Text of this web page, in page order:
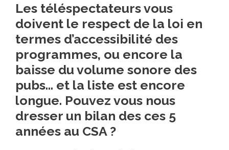
Les téléspectateurs vous
doivent le respect de la loi en
termes d’accessibilité des
programmes, ou encore la
baisse du volume sonore des
pubs… et la liste est encore
longue. Pouvez vous nous
dresser un bilan des ces 5
années au CSA ?